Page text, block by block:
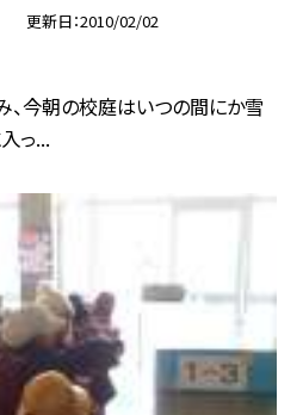
更新日 2010/02/02
、今朝の校庭はいつの間にか雪
っ...